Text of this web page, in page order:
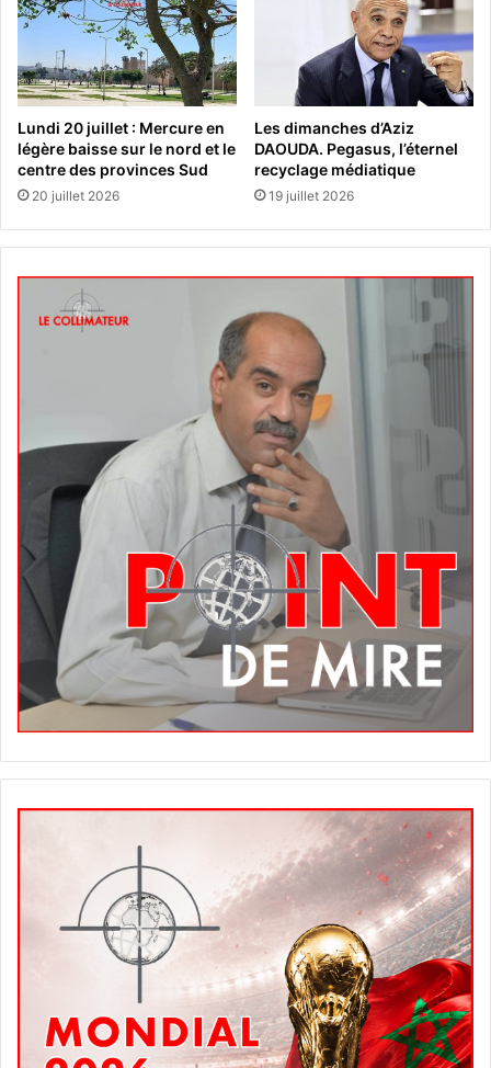
Lundi 20 juillet : Mercure en
légère baisse sur le nord et le
centre des provinces Sud
20 juillet 2026
Les dimanches d’Aziz
DAOUDA. Pegasus, l’éternel
recyclage médiatique
19 juillet 2026